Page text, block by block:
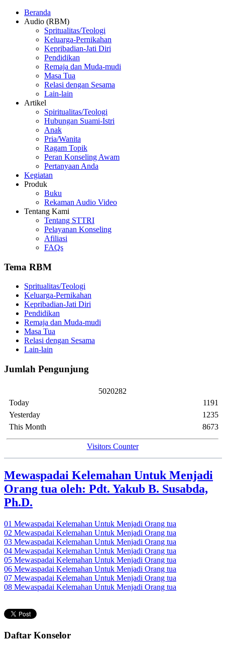
Beranda
Audio (RBM)
Spritualitas/Teologi
Keluarga-Pernikahan
Kepribadian-Jati Diri
Pendidikan
Remaja dan Muda-mudi
Masa Tua
Relasi dengan Sesama
Lain-lain
Artikel
Spiritualitas/Teologi
Hubungan Suami-Istri
Anak
Pria/Wanita
Ragam Topik
Peran Konseling Awam
Pertanyaan Anda
Kegiatan
Produk
Buku
Rekaman Audio Video
Tentang Kami
Tentang STTRI
Pelayanan Konseling
Afiliasi
FAQs
Tema RBM
Spritualitas/Teologi
Keluarga-Pernikahan
Kepribadian-Jati Diri
Pendidikan
Remaja dan Muda-mudi
Masa Tua
Relasi dengan Sesama
Lain-lain
Jumlah Pengunjung
5020282
Today
Yesterday
This Month
1191
1235
8673
Visitors Counter
Mewaspadai Kelemahan Untuk Menjadi
Orang tua oleh: Pdt. Yakub B. Susabda,
Ph.D.
01 Mewaspadai Kelemahan Untuk Menjadi Orang tua
02 Mewaspadai Kelemahan Untuk Menjadi Orang tua
03 Mewaspadai Kelemahan Untuk Menjadi Orang tua
04 Mewaspadai Kelemahan Untuk Menjadi Orang tua
05 Mewaspadai Kelemahan Untuk Menjadi Orang tua
06 Mewaspadai Kelemahan Untuk Menjadi Orang tua
07 Mewaspadai Kelemahan Untuk Menjadi Orang tua
08 Mewaspadai Kelemahan Untuk Menjadi Orang tua
Daftar Konselor